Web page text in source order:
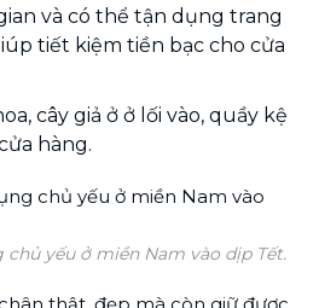
và có thể tận dụng trang
tiết kiệm tiền bạc cho cửa
cây giả ở ở lối vào, quầy kệ
hàng.
yếu ở miền Nam vào dịp Tết.